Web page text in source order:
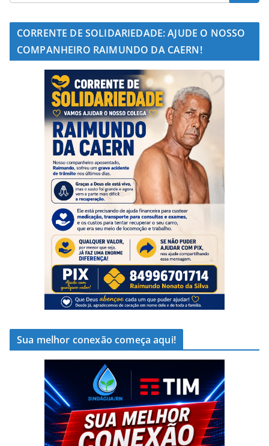
CORRENTE DE SOLIDARIEDADE: AJUDE O NOSSO
COMPANHEIRO RAIMUNDO DA CAERN!
Sua melhor conexão começa aqui!